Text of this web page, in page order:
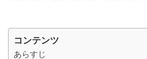
コンテンツ
あらすじ